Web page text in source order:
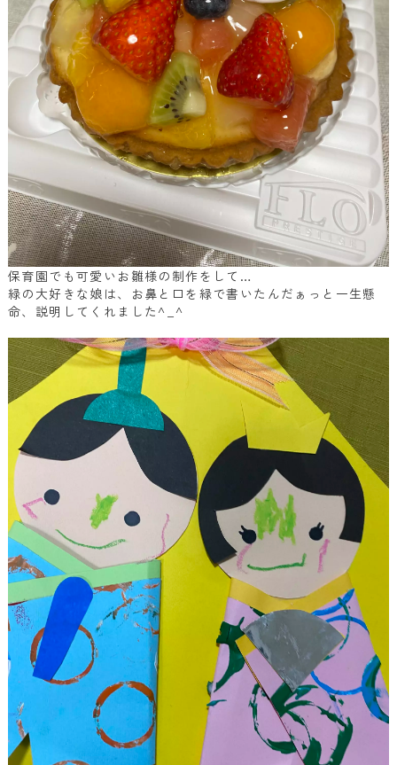
保育園でも可愛いお雛様の制作をして …
緑の大好きな娘は、お鼻と口を緑で書いたんだぁっと一生懸
命、説明してくれました^_^